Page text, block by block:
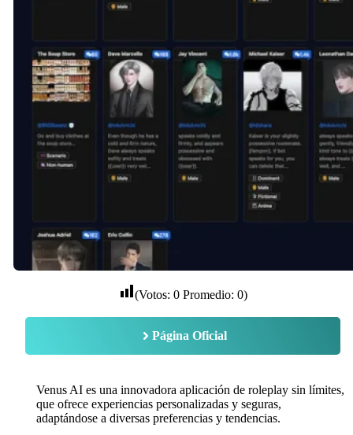
(Votos: 0Promedio: 0)
Página Oficial
Venus AI es una innovadora aplicación de roleplay sin límites,
que ofrece experiencias personalizadas y seguras,
adaptándose a diversas preferencias y tendencias.